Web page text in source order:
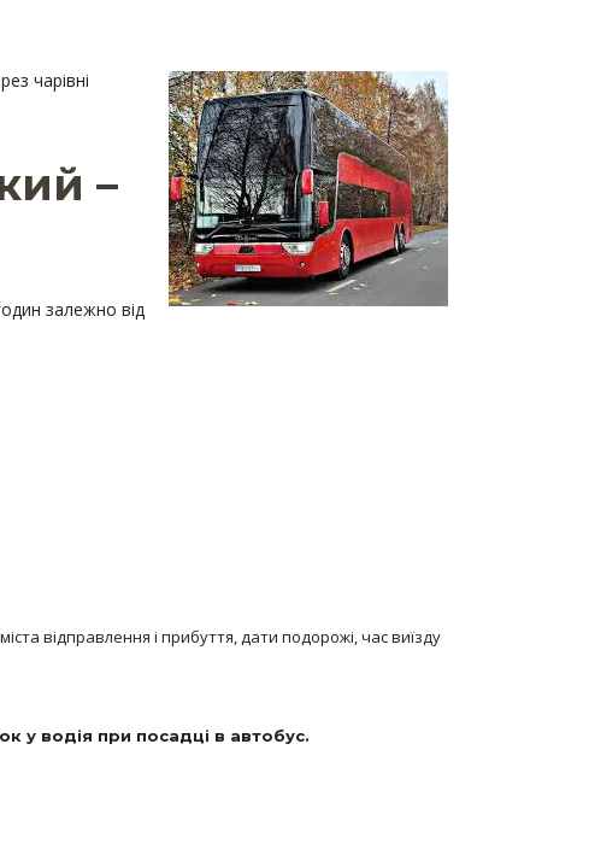
чарівні
–
залежно від
відправлення і прибуття, дати подорожі, час виїзду
у водія при посадці в автобус.